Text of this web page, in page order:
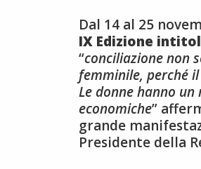
Dal 14 al 25
IX Edizione
“conciliazione non
femminile, perché
Le donne hanno
economiche”
grande
Presidente della